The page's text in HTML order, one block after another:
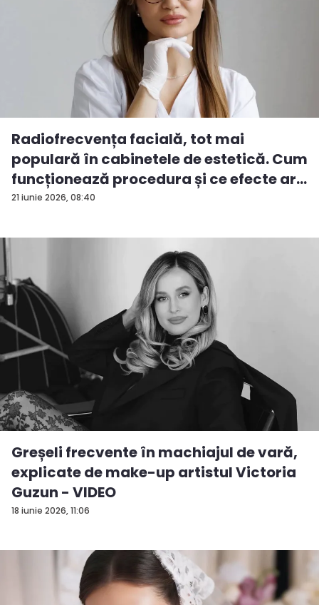
21 iunie 2026, 08:40
Radiofrecvența facială, tot mai
populară în cabinetele de estetică. Cum
funcționează procedura și ce efecte ar...
18 iunie 2026, 11:06
Greșeli frecvente în machiajul de vară,
explicate de make-up artistul Victoria
Guzun - VIDEO